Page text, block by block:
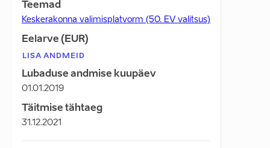
Teemad
Keskerakonna valimisplatvorm (50. EV valitsus)
Eelarve (EUR)
LISA ANDMEID
Lubaduse andmise kuupäev
01.01.2019
Täitmise tähtaeg
31.12.2021